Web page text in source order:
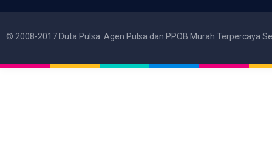
© 2008-2017 Duta Pulsa: Agen Pulsa dan PPOB Murah Terpercaya